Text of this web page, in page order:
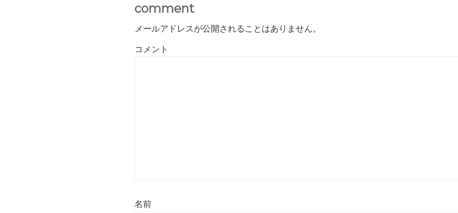
comment
メールアドレスが公開されることはありません。
コメント
名前